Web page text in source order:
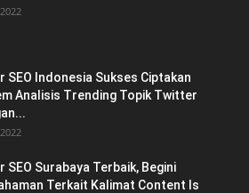
SEO Indonesia Sukses Ciptakan
Analisis Trending Topik Twitter
SEO Surabaya Terbaik, Begini
Terkait Kalimat Content Is